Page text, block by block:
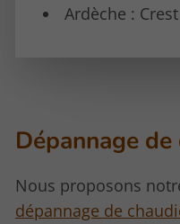
Ardèche : Crest
Dépannage
Nous proposons
dépannage de